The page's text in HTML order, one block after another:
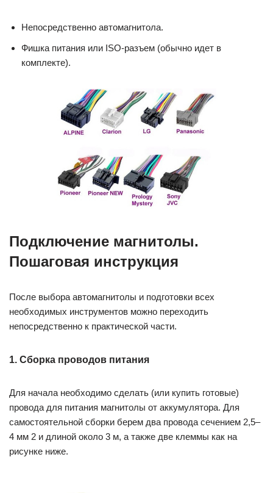
Непосредственно автомагнитола.
Фишка питания или ISO-разъем (обычно идет в
комплекте).
Подключение магнитолы.
Пошаговая инструкция
После выбора автомагнитолы и подготовки всех
необходимых инструментов можно переходить
непосредственно к практической части.
1. Сборка проводов питания
Для начала необходимо сделать (или купить готовые)
провода для питания магнитолы от аккумулятора. Для
самостоятельной сборки берем два провода сечением 2,5–
4 мм 2 и длиной около 3 м, а также две клеммы как на
рисунке ниже.